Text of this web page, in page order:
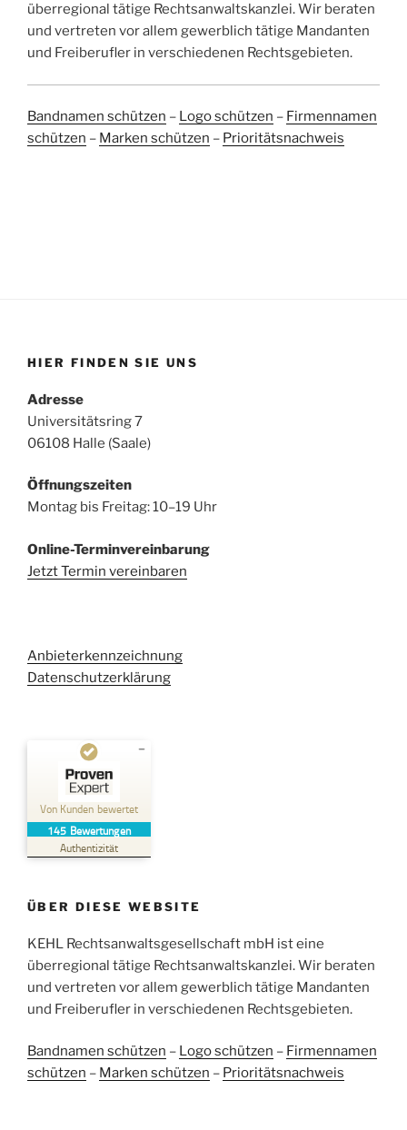
überregional tätige Rechtsanwaltskanzlei. Wir beraten
und vertreten vor allem gewerblich tätige Mandanten
und Freiberufler in verschiedenen Rechtsgebieten.
Bandnamen schützen – Logo schützen – Firmennamen
schützen – Marken schützen – Prioritätsnachweis
HIER FINDEN SIE UNS
Adresse
Universitätsring 7
06108 Halle (Saale)
Öffnungszeiten
Montag bis Freitag: 10–19 Uhr
Online-Terminvereinbarung
Jetzt Termin vereinbaren
Anbieterkennzeichnung
Datenschutzerklärung
Von Kunden bewertet
145 Bewertungen
Authentizität
Kundenbewertungen und Erfahrungen zu
Kehl Rechtsanwaltsgesellschaft mbH
SEHR GUT
Bewertungen auf
ProvenExpert.com
Bewertungen von
2
anderen Quellen
Blick aufs ProvenExpert-Profil werfen
ÜBER DIESE WEBSITE
KEHL Rechtsanwaltsgesellschaft mbH ist eine
überregional tätige Rechtsanwaltskanzlei. Wir beraten
und vertreten vor allem gewerblich tätige Mandanten
und Freiberufler in verschiedenen Rechtsgebieten.
Bandnamen schützen – Logo schützen – Firmennamen
schützen – Marken schützen – Prioritätsnachweis